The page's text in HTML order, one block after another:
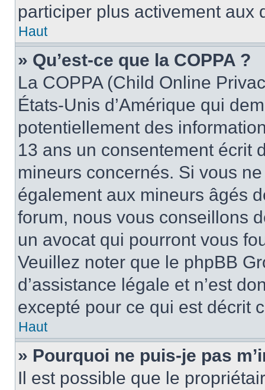
participer plus activement aux
Haut
» Qu’est-ce que la COPPA ?
La COPPA (Child Online
États-Unis d’Amérique qui
potentiellement des
13 ans un consentement écrit
mineurs concernés. Si vous
également aux mineurs âgés
forum, nous vous conseillons
un avocat qui pourront vous
Veuillez noter que le phpBB
d’assistance légale et n’est
excepté pour ce qui est décrit
Haut
» Pourquoi ne puis-je pas
Il est possible que le